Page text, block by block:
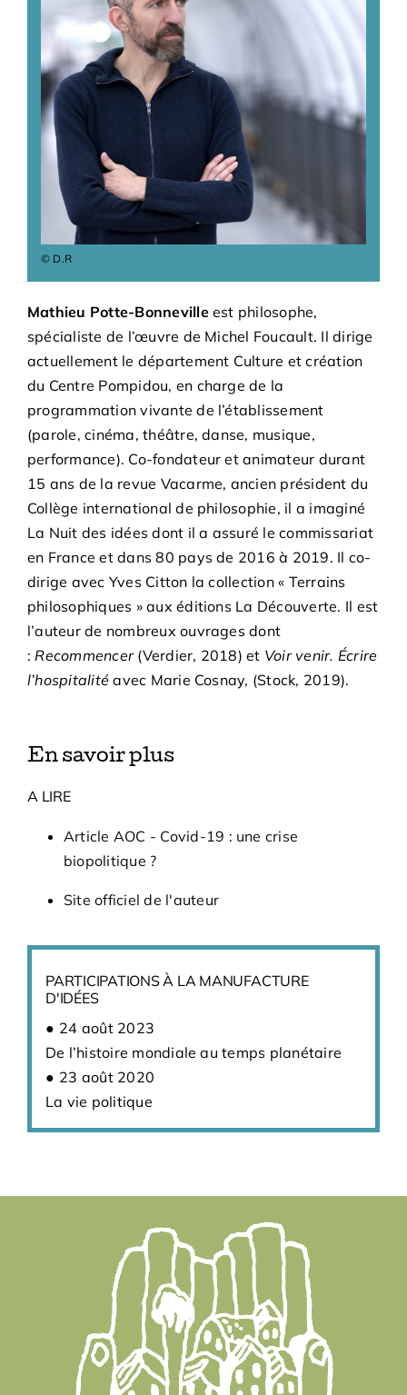
Adhésions
Archives
Contact
© D.R
Mathieu Potte-Bonnevilleest philosophe,
spécialiste de l’œuvre de Michel Foucault. Il dirige
actuellement le département Culture et création
du Centre Pompidou, en charge de la
programmation vivante de l’établissement
(parole, cinéma, théâtre, danse, musique,
performance). Co-fondateur et animateur durant
15 ans de la revue Vacarme, ancien président du
Collège international de philosophie, il a imaginé
La Nuit des idées dont il a assuré le commissariat
en France et dans 80 pays de 2016 à 2019. Il co-
dirige avec Yves Citton la collection « Terrains
philosophiques » aux éditions La Découverte. Il est
l’auteur de nombreux ouvrages dont
: Recommencer(Verdier, 2018) et Voir venir. Écrire
l’hospitalité avec Marie Cosnay, (Stock, 2019).
En savoir plus
A LIRE
Article AOC - Covid-19 : une crise
biopolitique ?
Site officiel de l'auteur
PARTICIPATIONS À LA MANUFACTURE
D'IDÉES
24 août 2023
De l’histoire mondiale au temps planétaire
23 août 2020
La vie politique